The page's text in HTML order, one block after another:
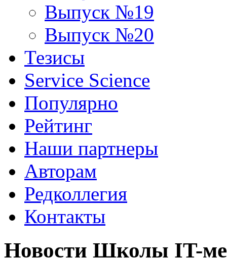
Выпуск №19
Выпуск №20
Тезисы
Service Science
Популярно
Рейтинг
Наши партнеры
Авторам
Редколлегия
Контакты
Новости Школы IT-